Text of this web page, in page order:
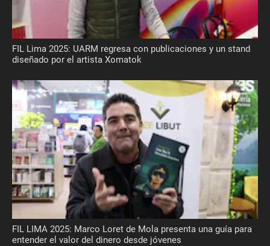
FIL Lima 2025: UARM regresa con publicaciones y un stand
diseñado por el artista Xomatok
FIL LIMA 2025: Marco Loret de Mola presenta una guía para
entender el valor del dinero desde jóvenes